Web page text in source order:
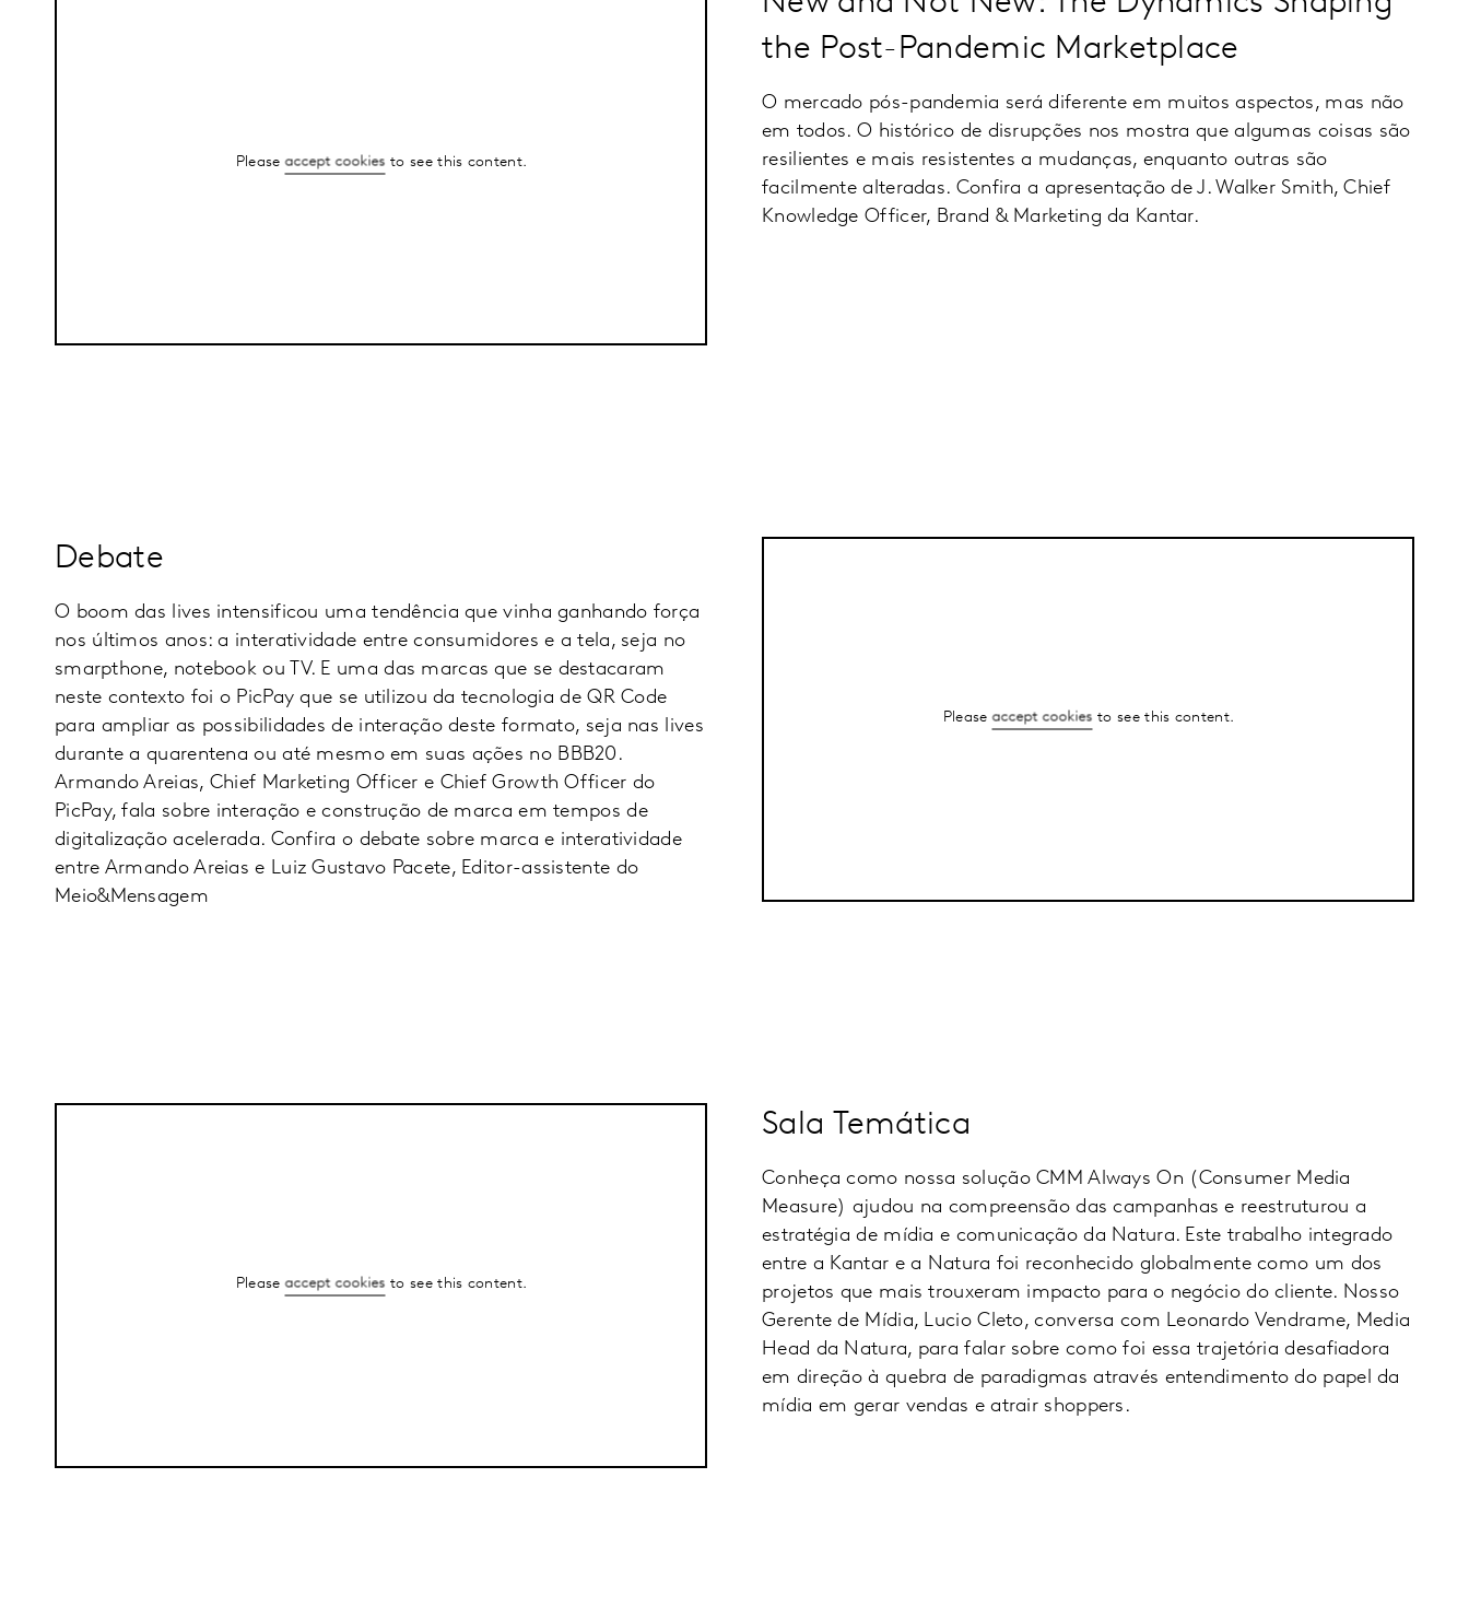
Pleaseaccept cookies to see this content.
the Post-Pandemic Marketplace
O mercado pós-pandemia será diferente em muitos aspectos, mas não
em todos. O histórico de disrupções nos mostra que algumas coisas são
resilientes e mais resistentes a mudanças, enquanto outras são
facilmente alteradas. Confira a apresentação de J. Walker Smith, Chief
Knowledge Officer, Brand & Marketing da Kantar.
Debate
O boom das lives intensificou uma tendência que vinha ganhando força
nos últimos anos: a interatividade entre consumidores e a tela, seja no
smarpthone, notebook ou TV. E uma das marcas que se destacaram
neste contexto foi o PicPay que se utilizou da tecnologia de QR Code
para ampliar as possibilidades de interação deste formato, seja nas lives
durante a quarentena ou até mesmo em suas ações no BBB20.
Armando Areias, Chief Marketing Officer e Chief Growth Officer do
PicPay, fala sobre interação e construção de marca em tempos de
digitalização acelerada. Confira o debate sobre marca e interatividade
entre Armando Areias e Luiz Gustavo Pacete, Editor-assistente do
Meio&Mensagem
Pleaseaccept cookies to see this content.
Pleaseaccept cookies to see this content.
Sala Temática
Conheça como nossa solução CMM Always On (Consumer Media
Measure) ajudou na compreensão das campanhas e reestruturou a
estratégia de mídia e comunicação da Natura. Este trabalho integrado
entre a Kantar e a Natura foi reconhecido globalmente como um dos
projetos que mais trouxeram impacto para o negócio do cliente. Nosso
Gerente de Mídia, Lucio Cleto, conversa com Leonardo Vendrame, Media
Head da Natura, para falar sobre como foi essa trajetória desafiadora
em direção à quebra de paradigmas através entendimento do papel da
mídia em gerar vendas e atrair shoppers.